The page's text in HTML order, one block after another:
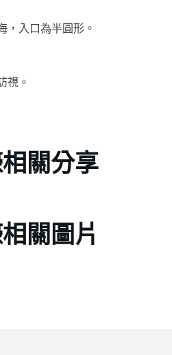
，入口為半圓形。
視。
關分享
關圖片